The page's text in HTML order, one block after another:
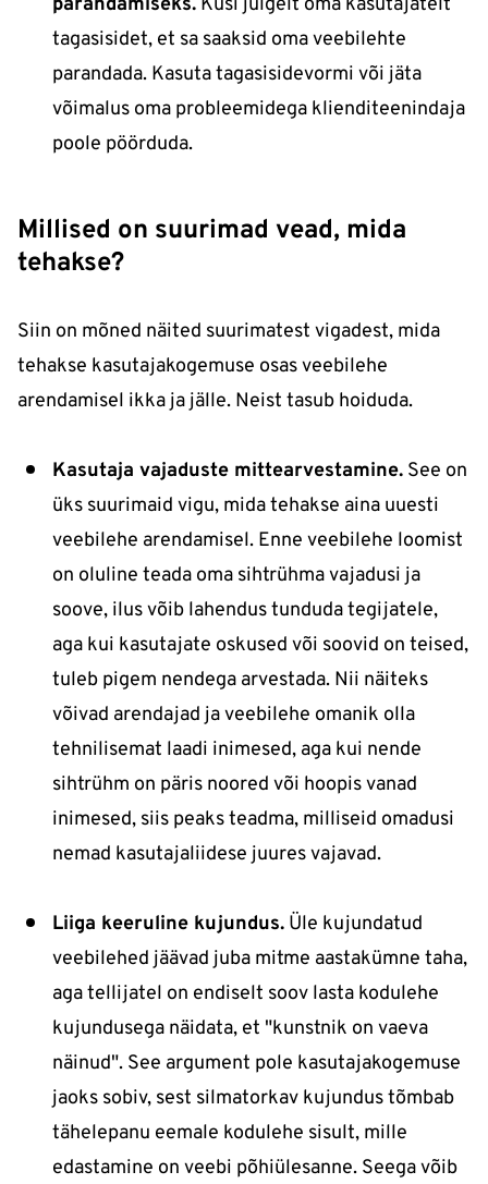
parandamiseks. Küsi julgelt oma kasutajatelt
tagasisidet, et sa saaksid oma veebilehte
parandada. Kasuta tagasisidevormi või jäta
võimalus oma probleemidega klienditeenindaja
poole pöörduda.
Millised on suurimad vead, mida
tehakse?
Siin on mõned näited suurimatest vigadest, mida
tehakse kasutajakogemuse osas veebilehe
arendamisel ikka ja jälle. Neist tasub hoiduda.
Kasutaja vajaduste mittearvestamine. See on
üks suurimaid vigu, mida tehakse aina uuesti
veebilehe arendamisel. Enne veebilehe loomist
on oluline teada oma sihtrühma vajadusi ja
soove, ilus võib lahendus tunduda tegijatele,
aga kui kasutajate oskused või soovid on teised,
tuleb pigem nendega arvestada. Nii näiteks
võivad arendajad ja veebilehe omanik olla
tehnilisemat laadi inimesed, aga kui nende
sihtrühm on päris noored või hoopis vanad
inimesed, siis peaks teadma, milliseid omadusi
nemad kasutajaliidese juures vajavad.
Liiga keeruline kujundus. Üle kujundatud
veebilehed jäävad juba mitme aastakümne taha,
aga tellijatel on endiselt soov lasta kodulehe
kujundusega näidata, et "kunstnik on vaeva
näinud". See argument pole kasutajakogemuse
jaoks sobiv, sest silmatorkav kujundus tõmbab
tähelepanu eemale kodulehe sisult, mille
edastamine on veebi põhiülesanne. Seega võib